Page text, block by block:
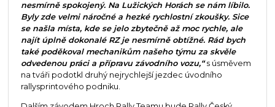
nesmírně spokojený. Na Lužických Horách se nám líbilo.
Byly zde velmi náročné a hezké rychlostní zkoušky. Sice
se našla místa, kde se jelo zbytečně až moc rychle, ale
najít úplně dokonalé RZ je nesmírně obtížné. Rád bych
také poděkoval mechanikům našeho týmu za skvěle
odvedenou práci a přípravu závodního vozu,“s úsměvem
na tváři podotkl druhý nejrychlejší jezdec úvodního
rallysprintového podniku.